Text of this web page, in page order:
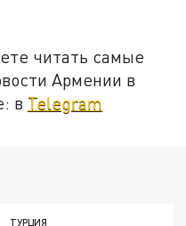
читать самые
Армении в
в Telegram
ТУРЦИЯ